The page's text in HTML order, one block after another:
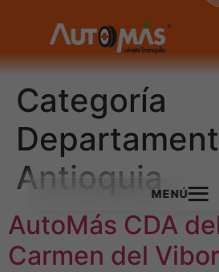
Categoría
Antioquia
AutoMás CDA
Carmen del
MENÚ